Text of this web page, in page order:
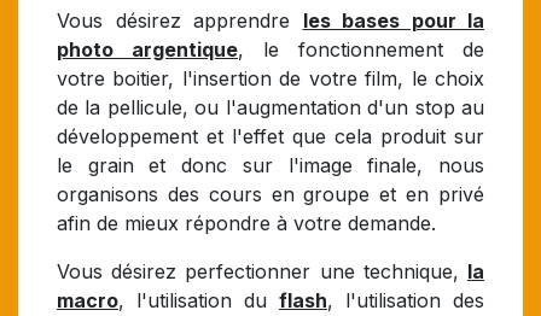
Vous désirez apprendre les bases pour la
photo argentique, le fonctionnement de
votre boitier, l'insertion de votre film, le choix
de la pellicule, ou l'augmentation d'un stop au
développement et l'effet que cela produit sur
le grain et donc sur l'image finale, nous
organisons des cours en groupe et en privé
afin de mieux répondre à votre demande.
Vous désirez perfectionner une technique, la
macro, l'utilisation du flash, l'utilisation des